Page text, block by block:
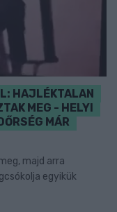
HAJLÉKTALAN
MEG - HELYI
MÁR
majd arra
egyikük